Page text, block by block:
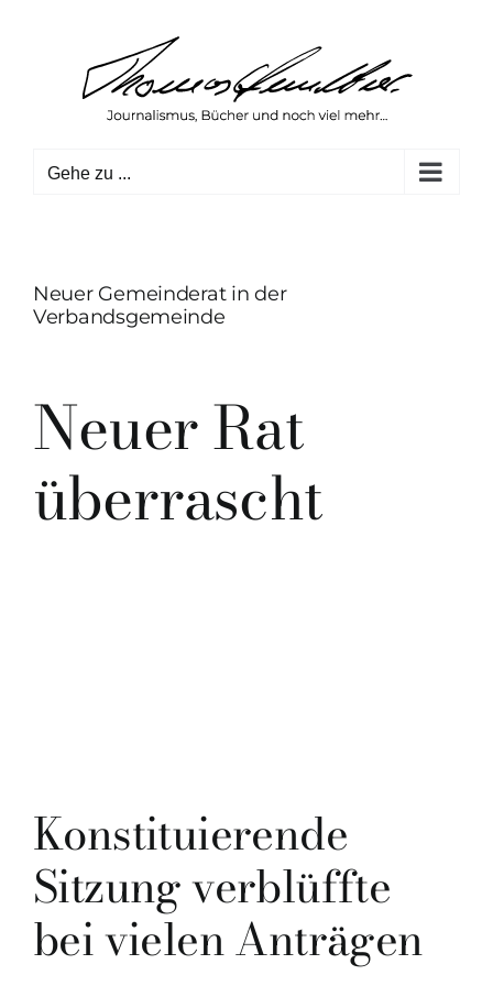
springen
Gehe zu ...
Neuer Gemeinderat in der
Verbandsgemeinde
Neuer Rat
überrascht
Konstituierende
Sitzung verblüffte
bei vielen Anträgen